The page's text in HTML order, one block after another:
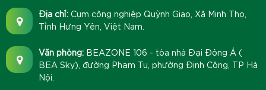
Địa chỉ: Cụm công nghiệp Quỳnh Giao, Xã Minh Thọ,
Tỉnh Hưng Yên, Việt Nam.
Văn phòng: BEAZONE 106 - tòa nhà Đại Đông Á (
BEA Sky), đường Phạm Tu, phường Định Công, TP Hà
Nội.